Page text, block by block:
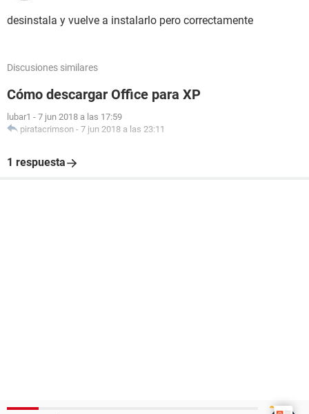
desinstala y vuelve a instalarlo pero correctamente
Discusiones similares
Cómo descargar Office para XP
lubar1 - 7 jun 2018 a las 17:59
piratacrimson - 7 jun 2018 a las 23:11
1 respuesta